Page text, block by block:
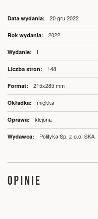
Więcej
informacji
20 gru 2022
2022
I
148
215x285 mm
miękka
klejona
Polityka Sp. z o.o. SKA
OPINIE